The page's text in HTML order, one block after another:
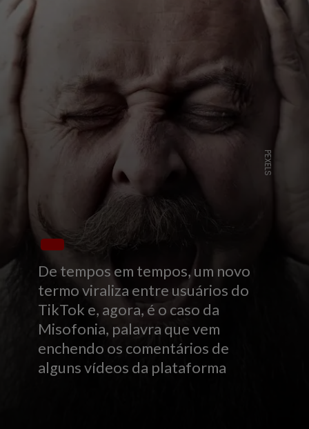
De tempos em tempos, um novo
termo viraliza entre usuários do
TikTok e, agora, é o caso da
Misofonia, palavra que vem
enchendo os comentários de
alguns vídeos da plataforma
PEXELS